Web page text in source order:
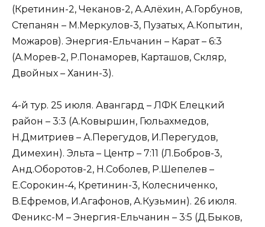
(Кретинин-2, Чеканов-2, А.Алёхин, А.Горбунов,
Степанян – М.Меркулов-3, Пузатых, А.Копытин,
Можаров). Энергия-Ельчанин – Карат – 6:3
(А.Морев-2, Р.Понаморев, Карташов, Скляр,
Двойных – Ханин-3).
4-й тур. 25 июля. Авангард – ЛФК Елецкий
район – 3:3 (А.Ковыршин, Гюльахмедов,
Н.Дмитриев – А.Перегудов, И.Перегудов,
Димехин). Эльта – Центр – 7:11 (Л.Бобров-3,
Анд.Оборотов-2, Н.Соболев, Р.Шепелев –
Е.Сорокин-4, Кретинин-3, Колесниченко,
В.Ефремов, И.Агафонов, А.Кузьмин). 26 июля.
Феникс-М – Энергия-Ельчанин – 3:5 (Д.Быков,